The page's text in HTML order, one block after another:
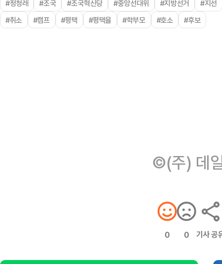
#정청래 #조국 #조국혁신당 #중앙선대위 #지방선거
#지선
#취소
#캠프 #평택 #평택을 #학부모 #호소 #후보
©(주) 데
0 0 기사 공